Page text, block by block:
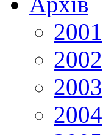
2001
2002
2003
2004